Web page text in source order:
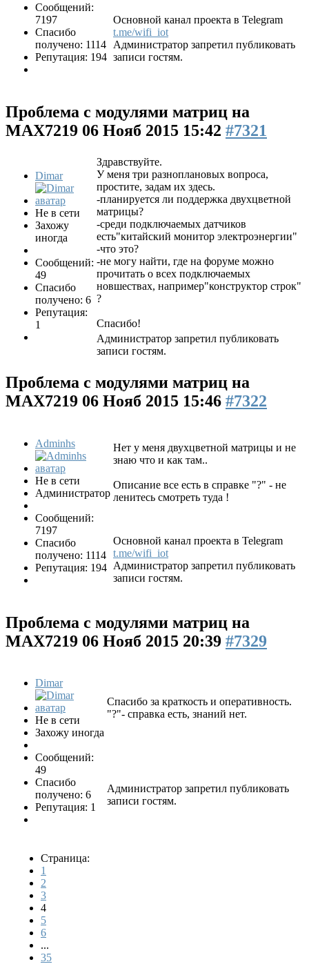
Сообщений:
7197
Спасибо
получено: 1114
Репутация: 194
Основной канал проекта в Telegram
t.me/wifi_iot
Администратор запретил публиковать
записи гостям.
Проблема с модулями матриц на
MAX7219 06 Нояб 2015 15:42 #7321
Dimar
Не в сети
Захожу
иногда
Сообщений:
49
Спасибо
получено: 6
Репутация:
1
Здравствуйте.
У меня три разноплановых вопроса,
простите, задам их здесь.
-планируется ли поддержка двухцветной
матрицы?
-среди подключаемых датчиков
есть"китайский монитор электроэнергии"
-что это?
-не могу найти, где на форуме можно
прочитать о всех подключаемых
новшествах, например"конструктор строк"
?
Спасибо!
Администратор запретил публиковать
записи гостям.
Проблема с модулями матриц на
MAX7219 06 Нояб 2015 15:46 #7322
Adminhs
Не в сети
Администратор
Сообщений:
7197
Спасибо
получено: 1114
Репутация: 194
Нет у меня двухцветной матрицы и не
знаю что и как там..
Описание все есть в справке "?" - не
ленитесь смотреть туда !
Основной канал проекта в Telegram
t.me/wifi_iot
Администратор запретил публиковать
записи гостям.
Проблема с модулями матриц на
MAX7219 06 Нояб 2015 20:39 #7329
Dimar
Не в сети
Захожу иногда
Сообщений:
49
Спасибо
получено: 6
Репутация: 1
Спасибо за краткость и оперативность.
"?"- справка есть, знаний нет.
Администратор запретил публиковать
записи гостям.
Страница:
1
2
3
4
5
6
...
35